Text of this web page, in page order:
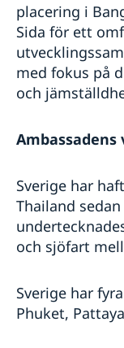
placering i
Sida för ett
med fokus på
och
Sverige har
Thailand
och sjöfart
Sverige har
Phuket,